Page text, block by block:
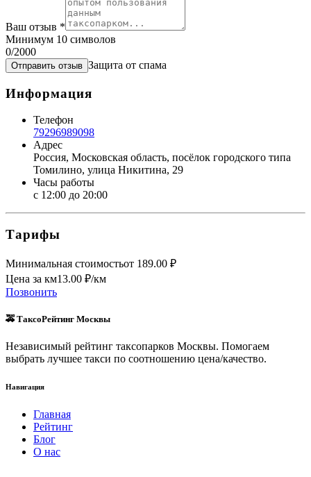
Ваш отзыв *
Минимум 10 символов
0/2000
Отправить отзыв Защита от спама
Информация
Телефон
79296989098
Адрес
Россия, Московская область, посёлок городского типа
Томилино, улица Никитина, 29
Часы работы
с 12:00 до 20:00
Тарифы
Минимальная стоимостьот 189.00 ₽
Цена за км13.00 ₽/км
Позвонить
🚕 ТаксоРейтинг Москвы
Независимый рейтинг таксопарков Москвы. Помогаем
выбрать лучшее такси по соотношению цена/качество.
Навигация
Главная
Рейтинг
Блог
О нас